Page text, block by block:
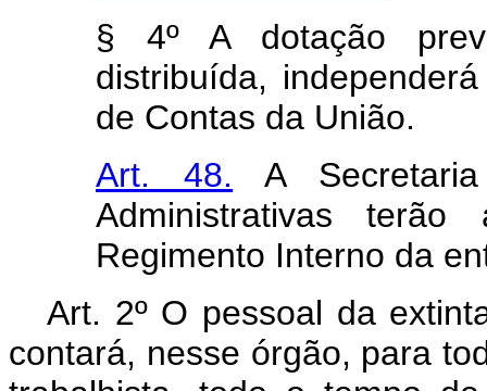
§ 4º A dotação
distribuída,
de Contas da União.
Art. 48. A
Administrativas
Regimento Interno da
Art. 2º O pessoal da
contará, nesse órgão, para